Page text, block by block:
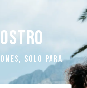
SOLO PARA